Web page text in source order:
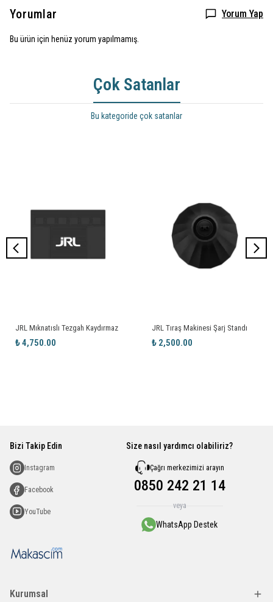
Yorumlar Yorum Yap
Bu ürün için henüz yorum yapılmamış.
Çok Satanlar
Bu kategoride çok satanlar
JRL Mıknatıslı Tezgah Kaydırmaz
₺ 4,750.00
JRL Tıraş Makinesi Şarj Standı
₺ 2,500.00
Kurumsal
Bizi Takip Edin
Instagram
Facebook
YouTube
Size nasıl yardımcı olabiliriz?
Çağrı merkezimizi arayın
0850 242 21 14
veya
WhatsApp Destek